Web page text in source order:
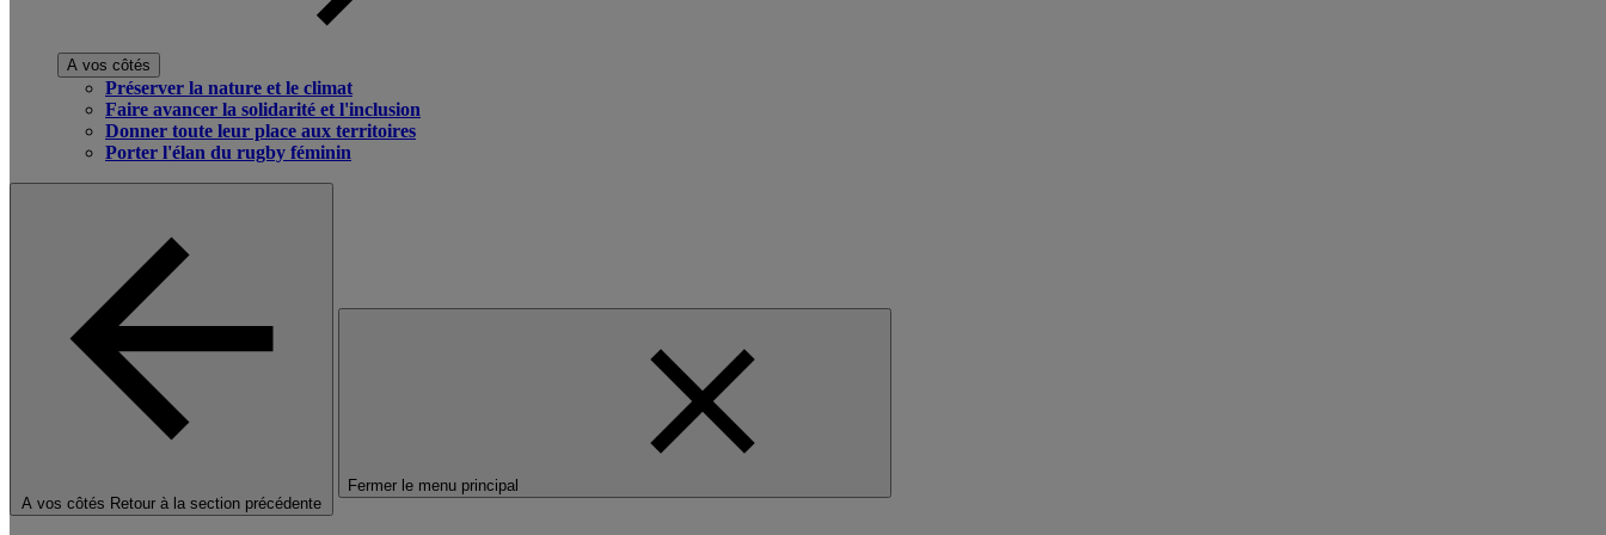
A vos côtés
Préserver la nature et le climat
Faire avancer la solidarité et l'inclusion
Donner toute leur place aux territoires
Porter l'élan du rugby féminin
A vos côtés Retour à la section précédente
Fermer le menu principal